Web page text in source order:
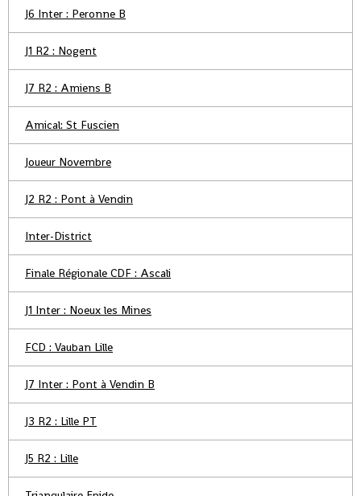
J6 Inter : Peronne B
J1 R2 : Nogent
J7 R2 : Amiens B
Amical: St Fuscien
Joueur Novembre
J2 R2 : Pont à Vendin
Inter-District
Finale Régionale CDF : Ascali
J1 Inter : Noeux les Mines
FCD : Vauban Lille
J7 Inter : Pont à Vendin B
J3 R2 : Lille PT
J5 R2 : Lille